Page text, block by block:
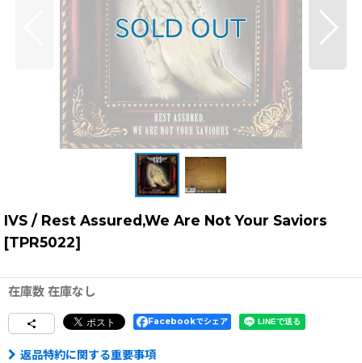
IVS / Rest Assured,We Are Not Your Saviors
[TPR5022]
在庫数 在庫なし
Facebookでシェア
返品特約に関する重要事項